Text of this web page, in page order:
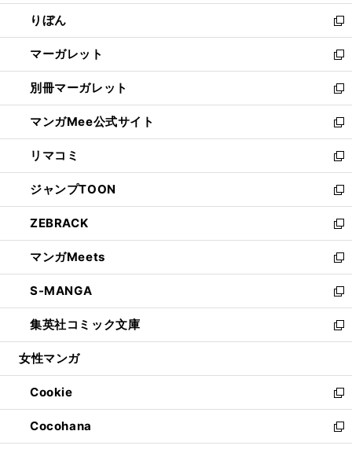
開
く
ウ
で
開
く
ン
ド
ウ
で
開
く
ウ
ィ
ン
ド
ウ
で
開
く
りぼん
新
し
い
ウ
ィ
ン
ド
ウ
で
開
く
マーガレット
新
し
い
ウ
ィ
ン
ド
ウ
で
開
く
別冊マーガレット
新
し
い
ウ
ィ
ン
ド
ウ
で
開
く
マンガMee公式サイト
新
し
い
ウ
ィ
ン
ド
ウ
で
開
く
リマコミ
新
し
い
ウ
ィ
ン
ド
ウ
で
開
く
ジャンプTOON
新
し
い
ウ
ィ
ン
ド
ウ
で
開
ZEBRACK
新
し
い
ウ
ィ
ン
ド
ウ
開
く
マンガMeets
新
し
い
ウ
ィ
ン
ウ
で
開
く
S-MANGA
新
し
い
ウ
ン
ド
ウ
で
開
集英社コミック文庫
新
し
ウ
ィ
ン
ド
ウ
女性マンガ
Cookie
新
し
い
ウ
Cocohana
新
し